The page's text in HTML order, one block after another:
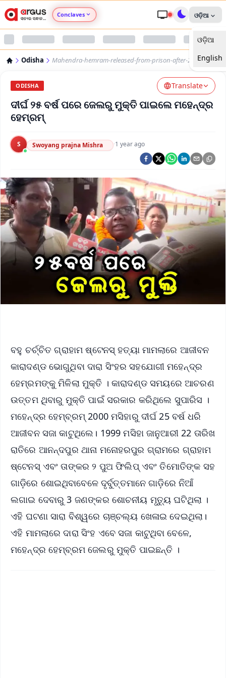
Conclaves
Argus Swaad Odisha
ଓଡ଼ିଆ
ଓଡ଼ିଆ
English
Odisha Mahendra-hemram-released-from-prison-after-25-years
ODISHA Translate
ଦୀର୍ଘ ୨୫ ବର୍ଷ ପରେ ଜେଲରୁ ମୁକ୍ତି ପାଇଲେ ମହେନ୍ଦ୍ର
ହେମ୍ରମ୍‌
S Swoyang prajna Mishra ·1 year ago
ବହୁ ଚର୍ଚ୍ଚିତ ଗ୍ରାହାମ ଷ୍ଟେନସ୍ ହତ୍ୟା ମାମଲାରେ ଆଜୀବନ
କାରାଦଣ୍ଡ ଭୋଗୁଥିବା ଦାରା ସିଂହର ସହଯୋଗୀ ମହେନ୍ଦ୍ର
ହେମ୍ରମଙ୍କୁ ମିଳିଲା ମୁକ୍ତି । କାରାଦଣ୍ଡ ସମୟରେ ଆଚରଣ
ଉତ୍ତମ ଥିବାରୁ ମୁକ୍ତି ପାଇଁ ସରକାର କରିଥିଲେ ସୁପାରିସ ।
ମହେନ୍ଦ୍ର ହେମ୍ବ୍ରମ୍ 2000 ମସିହାରୁ ଦୀର୍ଘ 25 ବର୍ଷ ଧରି
ଆଜୀବନ ସଜା କାଟୁଥିଲେ। 1999 ମସିହା ଜାନୁଆରୀ 22 ତାରିଖ
ରାତିରେ ଆନନ୍ଦପୁର ଥାନା ମନୋହରପୁର ଗ୍ରାମରେ ଗ୍ରାହାମ
ଷ୍ଟେନସ୍ ଏବଂ ତାଙ୍କର ୨ ପୁଅ ଫିଲିପ୍ ଏବଂ ତିମୋତିଙ୍କ ସହ
ଗାଡ଼ିରେ ଶୋଇଥିବାବେଳେ ଦୃର୍ବୁତ୍ତମାନେ ଗାଡ଼ିରେ ନିଆଁ
ଲଗାଇ ଦେବାରୁ 3 ଜଣଙ୍କର ଶୋଚନୀୟ ମୃତ୍ୟୁ ଘଟିଥିଲା ।
ଏହି ଘଟଣା ସାରା ବିଶ୍ୱରେ ଚାଞ୍ଚଲ୍ୟ ଖେଳାଇ ଦେଇଥିଲା।
ଏହି ମାମଲାରେ ଦାରା ସିଂହ ଏବେ ସଜା କାଟୁଥିବା ବେଳେ,
ମହେନ୍ଦ୍ର ହେମ୍ବ୍ରମ ଜେଲରୁ ମୁକ୍ତି ପାଇଛନ୍ତି ।